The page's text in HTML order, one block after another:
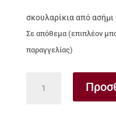
σκουλαρίκια από
Σε απόθεμα (επιπλέον
παραγγελίας)